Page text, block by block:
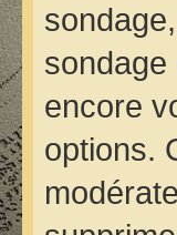
sondage
encore
options.